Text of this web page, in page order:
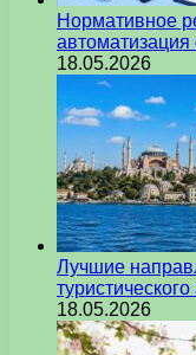
Нормативное
автоматизация
18.05.2026
Лучшие
туристического
18.05.2026